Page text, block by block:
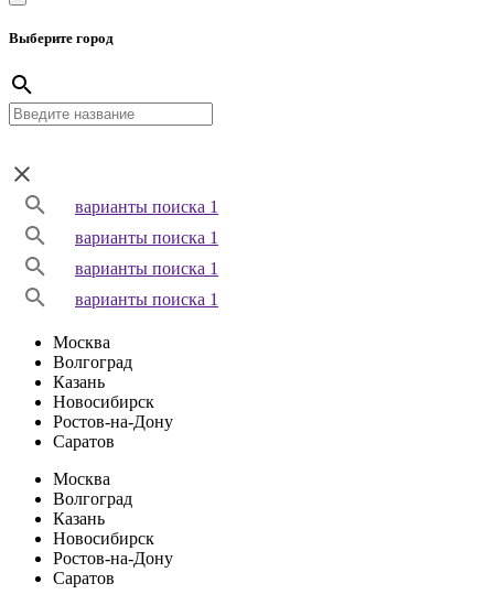
Выберите город
варианты поиска 1
варианты поиска 1
варианты поиска 1
варианты поиска 1
Москва
Волгоград
Казань
Новосибирск
Ростов-на-Дону
Саратов
Москва
Волгоград
Казань
Новосибирск
Ростов-на-Дону
Саратов